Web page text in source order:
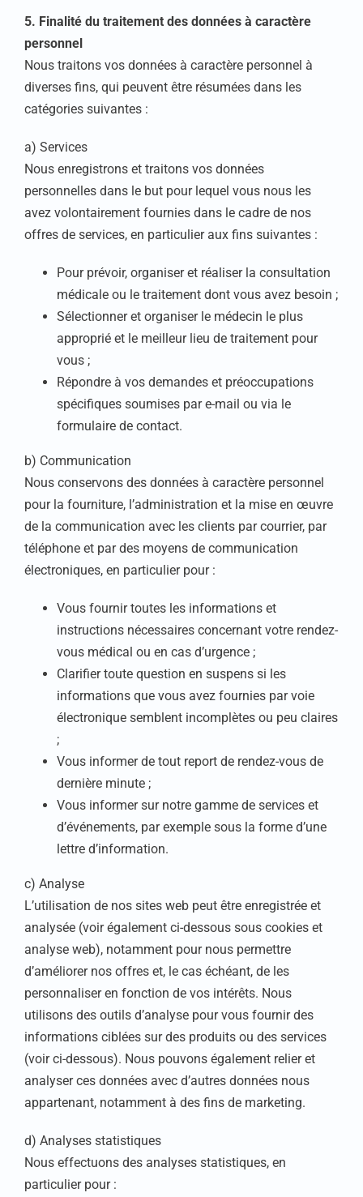
5. Finalité du traitement des données à caractère
personnel
Nous traitons vos données à caractère personnel à
diverses fins, qui peuvent être résumées dans les
catégories suivantes :
a) Services
Nous enregistrons et traitons vos données
personnelles dans le but pour lequel vous nous les
avez volontairement fournies dans le cadre de nos
offres de services, en particulier aux fins suivantes :
Pour prévoir, organiser et réaliser la consultation
médicale ou le traitement dont vous avez besoin ;
Sélectionner et organiser le médecin le plus
approprié et le meilleur lieu de traitement pour
vous ;
Répondre à vos demandes et préoccupations
spécifiques soumises par e-mail ou via le
formulaire de contact.
b) Communication
Nous conservons des données à caractère personnel
pour la fourniture, l’administration et la mise en œuvre
de la communication avec les clients par courrier, par
téléphone et par des moyens de communication
électroniques, en particulier pour :
Vous fournir toutes les informations et
instructions nécessaires concernant votre rendez-
vous médical ou en cas d’urgence ;
Clarifier toute question en suspens si les
informations que vous avez fournies par voie
électronique semblent incomplètes ou peu claires
;
Vous informer de tout report de rendez-vous de
dernière minute ;
Vous informer sur notre gamme de services et
d’événements, par exemple sous la forme d’une
lettre d’information.
c) Analyse
L’utilisation de nos sites web peut être enregistrée et
analysée (voir également ci-dessous sous cookies et
analyse web), notamment pour nous permettre
d’améliorer nos offres et, le cas échéant, de les
personnaliser en fonction de vos intérêts. Nous
utilisons des outils d’analyse pour vous fournir des
informations ciblées sur des produits ou des services
(voir ci-dessous). Nous pouvons également relier et
analyser ces données avec d’autres données nous
appartenant, notamment à des fins de marketing.
d) Analyses statistiques
Nous effectuons des analyses statistiques, en
particulier pour :